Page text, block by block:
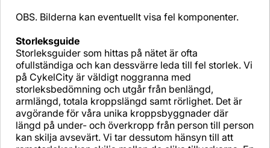
OBS. Bilderna kan eventuellt visa fel komponenter.
Storleksguide
Storleksguider som hittas på nätet är ofta
ofullständiga och kan dessvärre leda till fel storlek. Vi
på CykelCity är väldigt noggranna med
storleksbedömning och utgår från benlängd,
armlängd, totala kroppslängd samt rörlighet. Det är
avgörande för våra unika kroppsbyggnader där
längd på under- och överkropp från person till person
kan skilja avsevärt. Vi tar dessutom hänsyn till att